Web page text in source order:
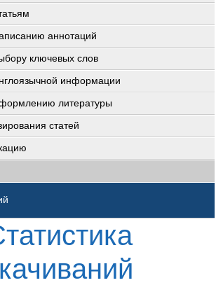
аннотаций
ключевых слов
информации
литературы
статей